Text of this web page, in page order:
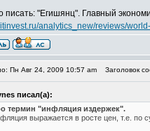
писать: "Егишянц". Главный
analytics_new/reviews/
Пн Авг 24, 2009 10:57 am Заголовок
писал(а):
термин "инфляция издержек".
выражается в росте цен, т.е. по